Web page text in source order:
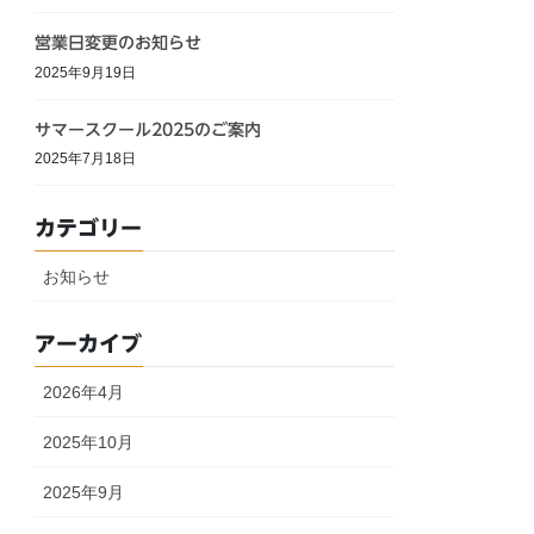
営業日変更のお知らせ
2025年9月19日
サマースクール2025のご案内
2025年7月18日
カテゴリー
お知らせ
アーカイブ
2026年4月
2025年10月
2025年9月